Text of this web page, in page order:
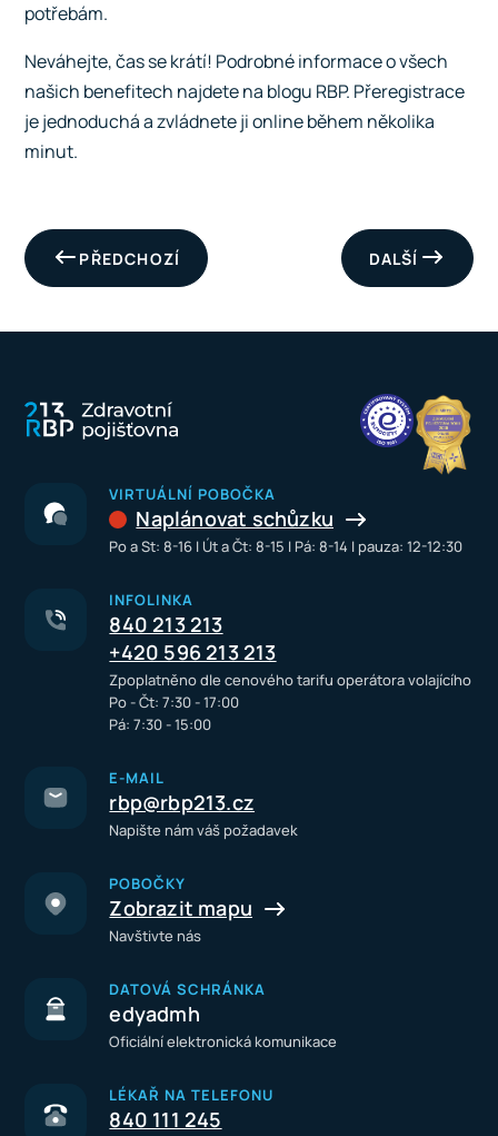
potřebám.
Neváhejte, čas se krátí! Podrobné informace o všech
našich benefitech najdete na blogu RBP. Přeregistrace
je jednoduchá a zvládnete jionline během několika
minut.
DALŠÍ
PŘEDCHOZÍ
VIRTUÁLNÍ POBOČKA
Naplánovat schůzku
Po a St: 8-16 I Út a Čt: 8-15 I Pá: 8-14 I pauza: 12-12:30
INFOLINKA
840 213 213
+420 596 213 213
Zpoplatněno dle cenového tarifu operátora volajícího
Po - Čt: 7:30 - 17:00
Pá: 7:30 - 15:00
E-MAIL
rbp@rbp213.cz
Napište nám váš požadavek
POBOČKY
Zobrazit mapu
Navštivte nás
DATOVÁ SCHRÁNKA
edyadmh
Oficiální elektronická komunikace
LÉKAŘ NA TELEFONU
840 111 245